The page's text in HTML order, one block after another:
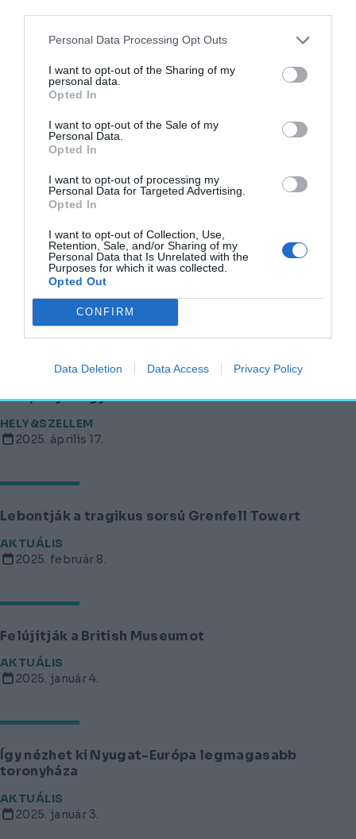
Personal Data Processing Opt Outs
I want to opt-out of the Sharing of my
personal data.
Opted In
I want to opt-out of the Sale of my
Personal Data.
Opted In
I want to opt-out of processing my
Personal Data for Targeted Advertising.
Opted In
I want to opt-out of Collection, Use,
Retention, Sale, and/or Sharing of my
Personal Data that Is Unrelated with the
Purposes for which it was collected.
Opted Out
CONFIRM
Data Deletion Data Access Privacy Policy
AKTUÁLIS
2025. október 10.
Oxfordban
AKTUÁLIS
Édenkert az űrben: mit tanulhat a jövő
Marskolóniája az Eden Projecttől?
HELY&SZELLEM
2025. május 29.
kampányol egy brit szervezet
HELY&SZELLEM
2025. április 17.
Lebontják a tragikus sorsú Grenfell Towert
AKTUÁLIS
2025. február 8.
Felújítják a British Museumot
AKTUÁLIS
2025. január 4.
Így nézhet ki Nyugat-Európa legmagasabb
toronyháza
AKTUÁLIS
2025. január 3.